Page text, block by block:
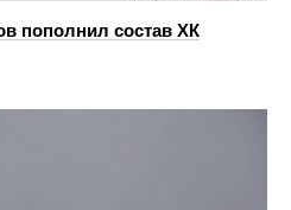
пополнил состав ХК